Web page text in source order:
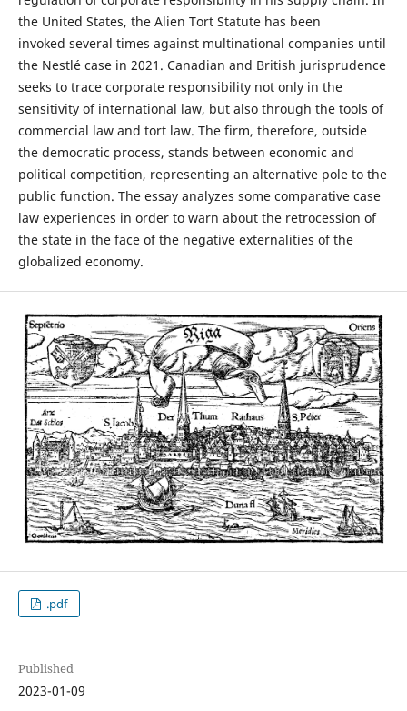
the United States, the Alien Tort Statute has been
invoked several times against multinational companies until
the Nestlé case in 2021. Canadian and British jurisprudence
seeks to trace corporate responsibility not only in the
sensitivity of international law, but also through the tools of
commercial law and tort law. The firm, therefore, outside
the democratic process, stands between economic and
political competition, representing an alternative pole to the
public function. The essay analyzes some comparative case
law experiences in order to warn about the retrocession of
the state in the face of the negative externalities of the
globalized economy.
.pdf
Published
2023-01-09